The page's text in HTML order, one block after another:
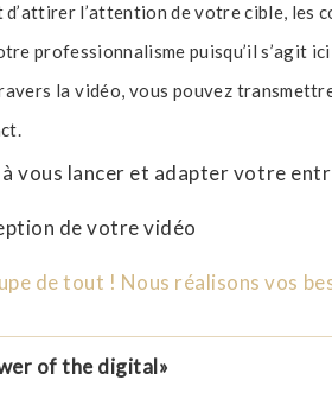
d’attirer l’attention de votre cible, les
professionnalisme puisqu’il s’agit
la vidéo, vous pouvez
vous lancer et adapter votre
de votre vidéo
de tout ! Nous réalisons vos
of the digital»